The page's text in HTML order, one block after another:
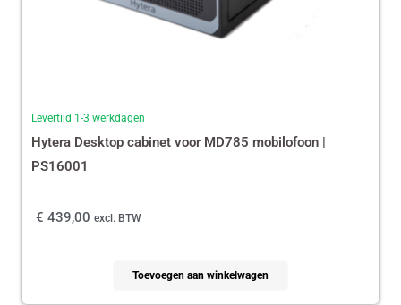
Levertijd 1-3 werkdagen
Hytera Desktop cabinet voor MD785 mobilofoon |
PS16001
€ 439,00 excl. BTW
Toevoegen aan winkelwagen